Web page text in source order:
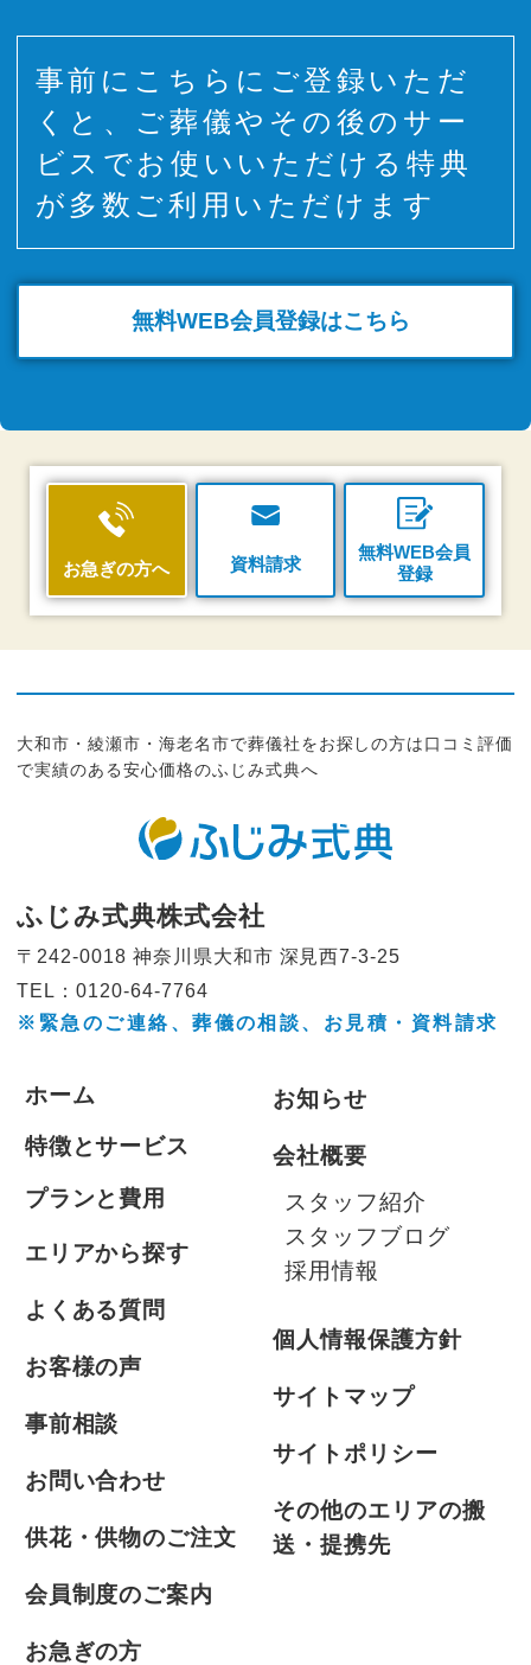
事前にこちらにご登録いただ
くと、ご葬儀やその後のサー
ビスでお使いいただける特典
が多数ご利用いただけます
無料WEB会員登録はこちら
お急ぎの方へ 資料請求
無料WEB会員
登録
大和市・綾瀬市・海老名市で葬儀社をお探しの方は口コミ評価
で実績のある安心価格のふじみ式典へ
ふじみ式典株式会社
〒242-0018 神奈川県大和市 深見西7-3-25
TEL：0120-64-7764
※緊急のご連絡、葬儀の相談、 お見積・資料請求
ホーム
特徴とサービス
プランと費用
エリアから探す
よくある質問
お客様の声
事前相談
お問い合わせ
供花・供物のご注文
会員制度のご案内
お急ぎの方
お知らせ
会社概要
スタッフ紹介
スタッフブログ
採用情報
個人情報保護方針
サイトマップ
サイトポリシー
その他のエリアの搬
送・提携先